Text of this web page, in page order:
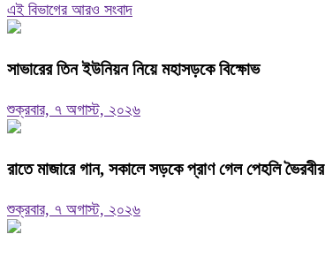
এই বিভাগের আরও সংবাদ
সাভারের তিন ইউনিয়ন নিয়ে মহাসড়কে বিক্ষোভ
শুক্রবার, ৭ অগাস্ট, ২০২৬
রাতে মাজারে গান, সকালে সড়কে প্রাণ গেল পেহলি ভৈরবীর
শুক্রবার, ৭ অগাস্ট, ২০২৬